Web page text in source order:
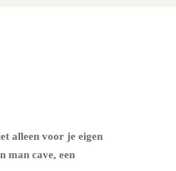
alleen voor je eigen
man cave, een